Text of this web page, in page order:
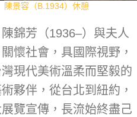
陳景容（B.1934）休憩
錦芳（1936–）與夫人
懷社會，具國際視野，
現代美術溫柔而堅毅的
夥伴，從台北到紐約，
覽宣傳，長流始終盡己